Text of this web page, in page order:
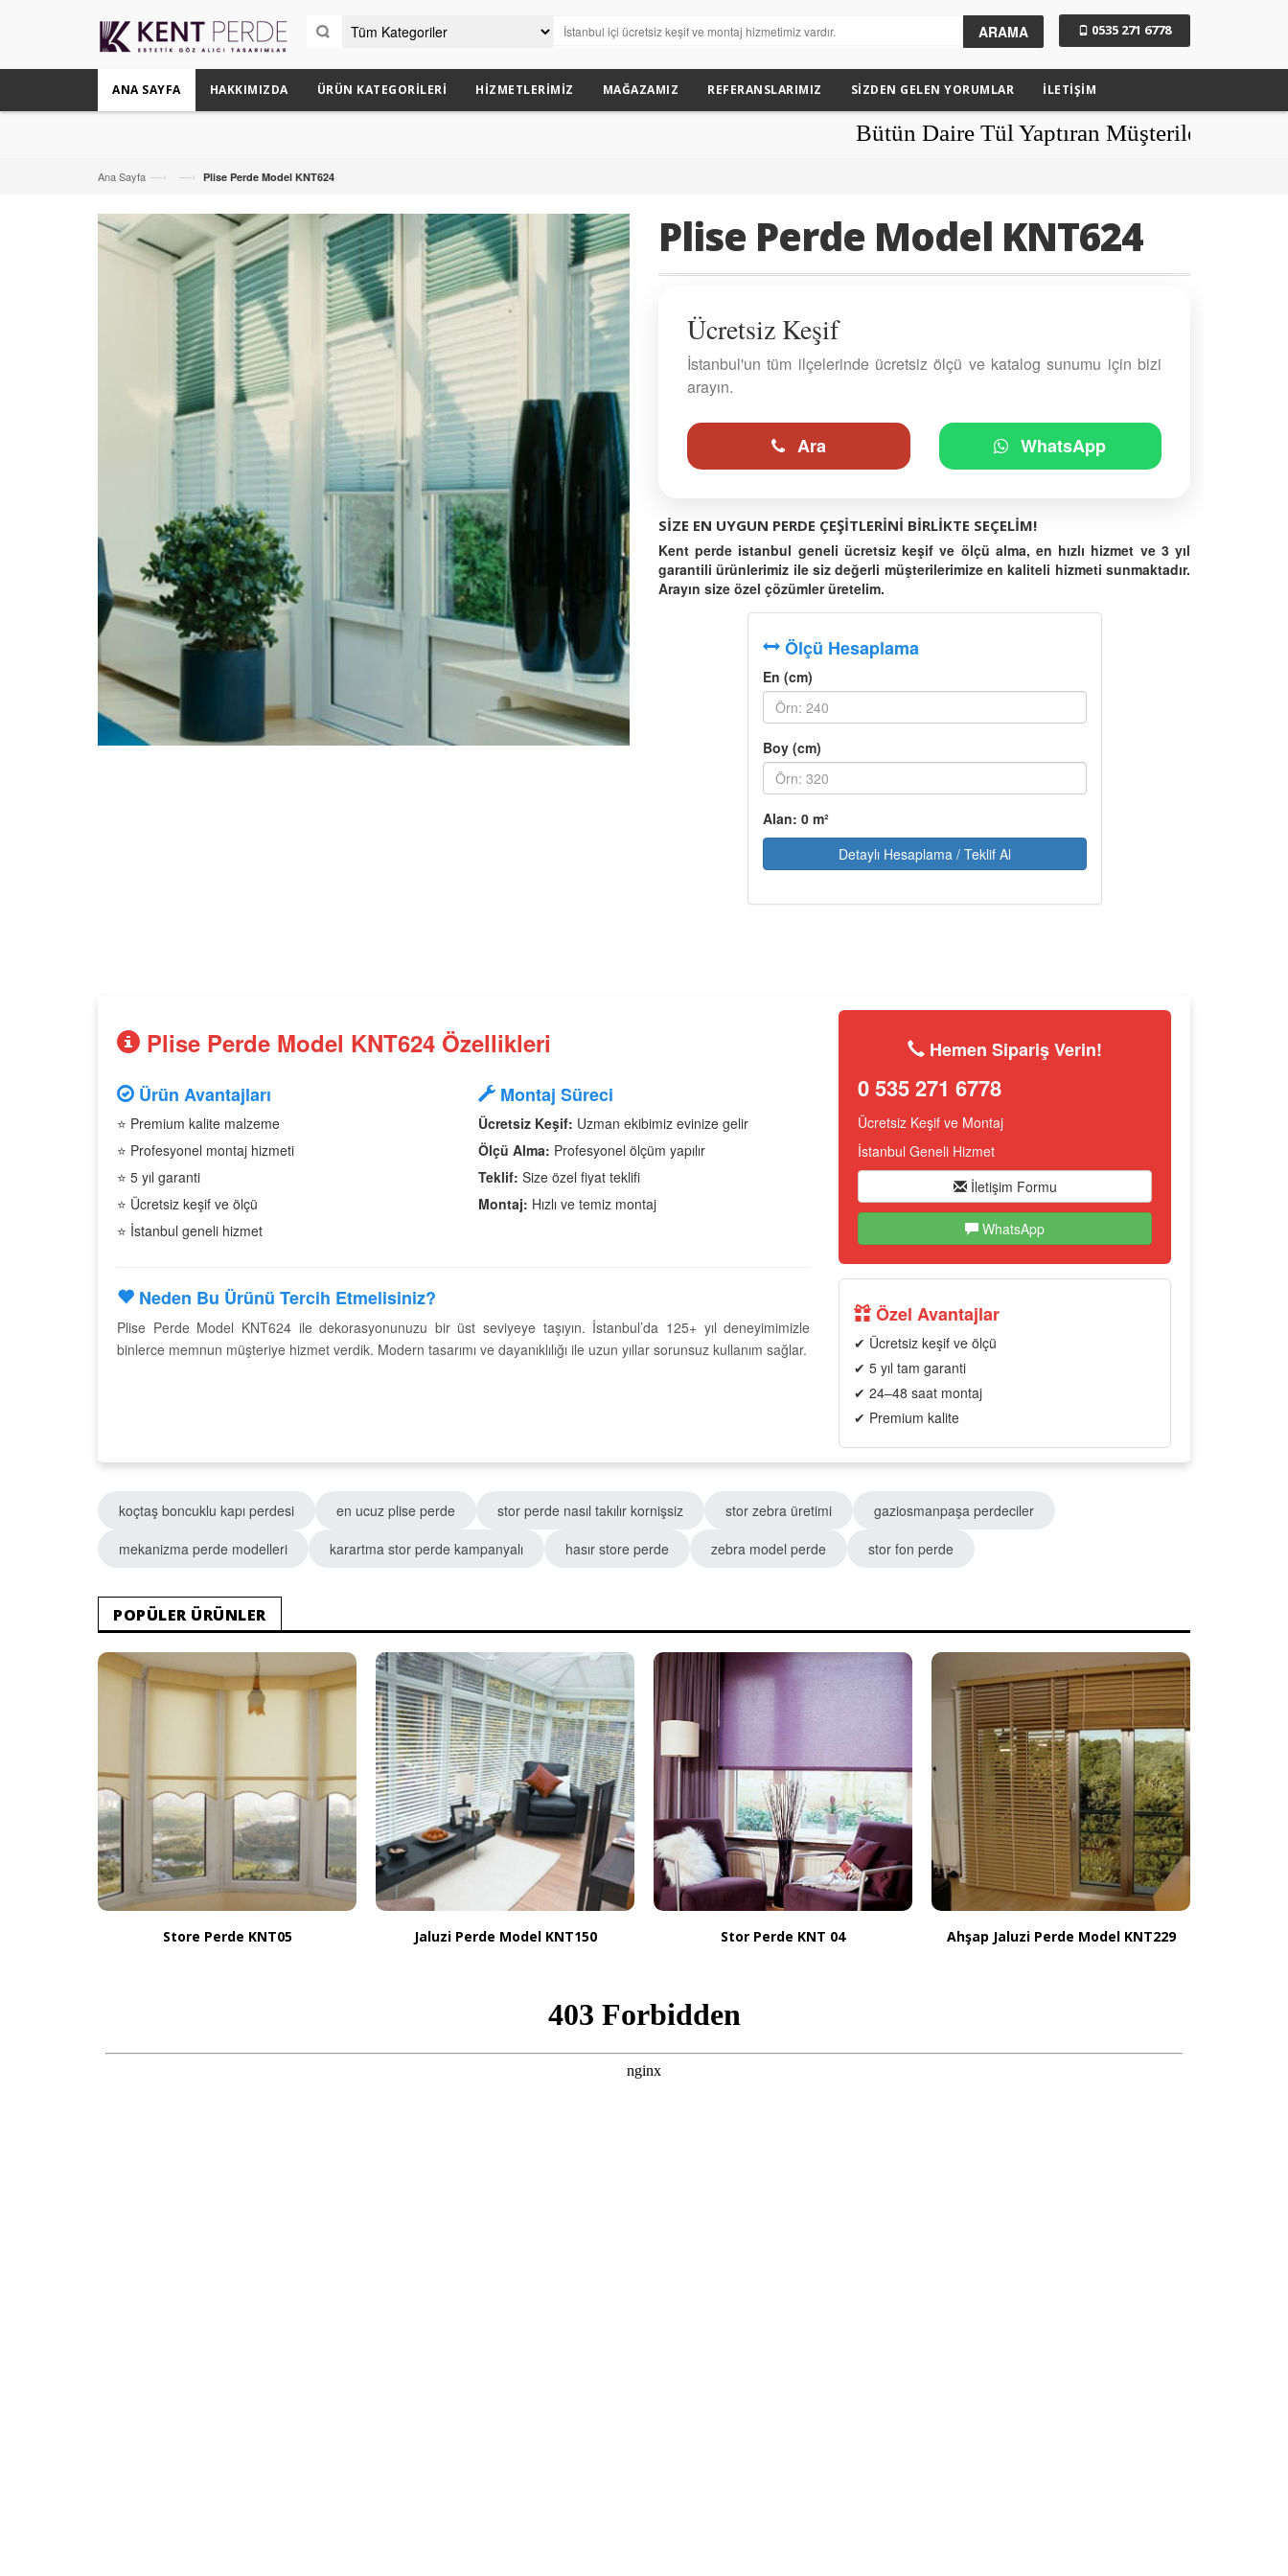
ARAMA 0535 271 6778
ANA SAYFA HAKKIMIZDA ÜRÜN KATEGORILERI HIZMETLERIMIZ MAĞAZAMIZ REFERANSLARIMIZ SIZDEN GELEN YORUMLAR İLETİŞİM
Bütün Daire Tül Yaptıran Müşterilerimize
Ana Sayfa —› —› Plise Perde Model KNT624
Plise Perde Model KNT624
Ücretsiz Keşif
İstanbul'un tüm ilçelerinde ücretsiz ölçü ve katalog sunumu için bizi
arayın.
Ara WhatsApp
SIZE EN UYGUN PERDE ÇEŞITLERINI BIRLIKTE SEÇELIM!
Kent perde istanbul geneli ücretsiz keşif ve ölçü alma, en hızlı hizmet ve 3 yıl
garantili ürünlerimiz ile siz değerli müşterilerimize en kaliteli hizmeti sunmaktadır.
Arayın size özel çözümler üretelim.
Ölçü Hesaplama
En (cm)
Boy (cm)
Alan: 0m²
Detaylı Hesaplama / Teklif Al
Plise Perde Model KNT624 Özellikleri
Ürün Avantajları
⭐ Premium kalite malzeme
⭐ Profesyonel montaj hizmeti
⭐ 5 yıl garanti
⭐ Ücretsiz keşif ve ölçü
⭐ İstanbul geneli hizmet
Montaj Süreci
Ücretsiz Keşif: Uzman ekibimiz evinize gelir
Ölçü Alma: Profesyonel ölçüm yapılır
Teklif: Size özel fiyat teklifi
Montaj: Hızlı ve temiz montaj
Neden Bu Ürünü Tercih Etmelisiniz?
Plise Perde Model KNT624 ile dekorasyonunuzu bir üst seviyeye taşıyın. İstanbul’da 125+ yıl deneyimimizle
binlerce memnun müşteriye hizmet verdik. Modern tasarımı ve dayanıklılığı ile uzun yıllar sorunsuz kullanım sağlar.
Hemen Sipariş Verin!
0 535 271 6778
Ücretsiz Keşif ve Montaj
İstanbul Geneli Hizmet
İletişim Formu
WhatsApp
Özel Avantajlar
✔ Ücretsiz keşif ve ölçü
✔ 5 yıl tam garanti
✔ 24–48 saat montaj
✔ Premium kalite
koçtaş boncuklu kapı perdesi en ucuz plise perde stor perde nasıl takılır kornişsiz stor zebra üretimi
gaziosmanpaşa perdeciler
mekanizma perde modelleri
karartma stor perde kampanyalı hasır store perde zebra model perde stor fon perde
POPÜLER ÜRÜNLER
Store Perde KNT05 Jaluzi Perde Model KNT150 Stor Perde KNT 04 Ahşap Jaluzi Perde Model KNT229